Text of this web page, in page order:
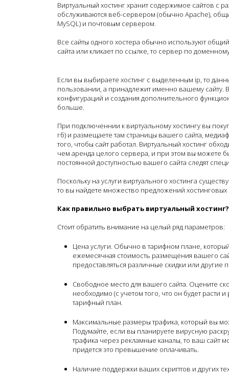
Виртуальный хостинг хранит содержимое сайтов с
обслуживаются веб-сервером (обычно Apache),
MySQL) и почтовым сервером.
Все сайты одного хостера обычно используют
сайта или кликает по ссылке, то сервер по
Если вы выбираете хостинг с выделенным ip, то
пользовании, а принадлежит именно вашему сайту.
конфигураций и создания дополнительного
больше.
При подключеннии к виртуальному хостингу вы
гб) и размещаете там страницы вашего сайта,
того, чтобы сайт работал. Виртуальный хостинг
чем аренда целого сервера, и при этом вы можете
постоянной доступностью вашего сайта следят
Поскольку на услуги виртуального хостинга
то вы найдете множество предложений
Как правильно выбрать виртуальный хостинг?
Стоит обратить внимание на целый ряд параметров:
Цена услуги. Обычно в тарифном плане,
ежемесячная стоимость размещения вашего
предоставляться различные скидки или другие
Свободное место для вашего сайта. Оцените
необходимо (с учетом того, что он будет расти
тарифный план.
Максимальные размеры трафика, который вы
Подумайте, если вы планируете вирусную
трафика через рекламные каналы, то ваш сайт
придется это превышение оплачивать.
Наличие поддержки ваших скриптов и других